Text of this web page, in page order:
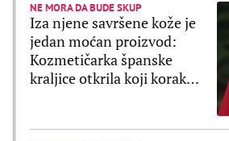
NE MORA DA BUDE SKUP
Iza njene savršene kože je
jedan moćan proizvod:
Kozmetičarka španske
kraljice otkrila koji korak